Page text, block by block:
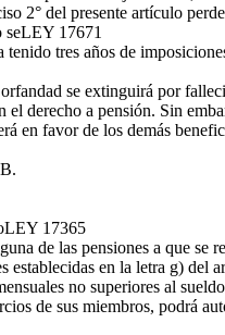
2° del presente artículo
seLEY 17671
tenido tres años de
se extinguirá por
derecho a pensión. Sin
en favor de los demás
LEY 17365
de las pensiones a que
establecidas en la letra g) del
no superiores al
de sus miembros, podrá